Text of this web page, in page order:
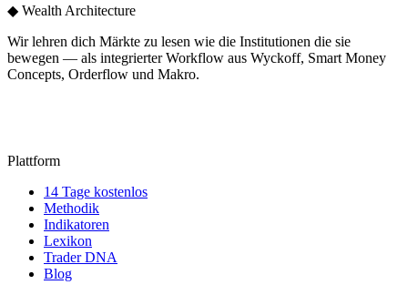
◆ Wealth Architecture
Wir lehren dich Märkte zu lesen wie die Institutionen die sie
bewegen — als integrierter Workflow aus Wyckoff, Smart Money
Concepts, Orderflow und Makro.
Plattform
14 Tage kostenlos
Methodik
Indikatoren
Lexikon
Trader DNA
Blog